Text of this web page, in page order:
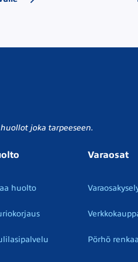
joka tarpeeseen.
huolto
Varaosat
Pörhö